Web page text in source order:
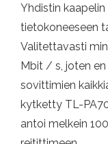
Yhdistin
tietokoneeseen
Valitettavasti
Mbit / s, joten
sovittimien
kytketty TL-
antoi melkein